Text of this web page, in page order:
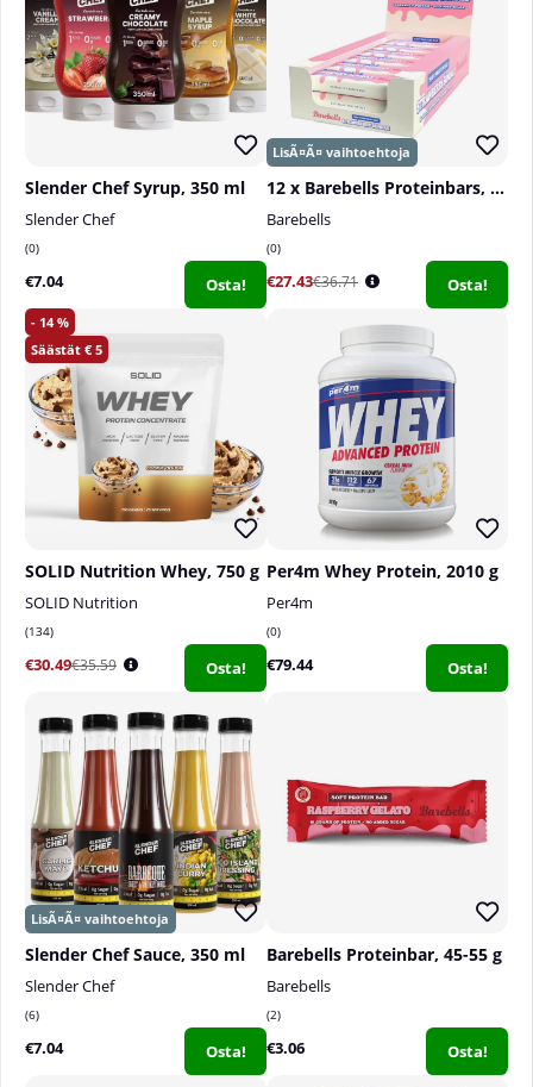
Slender Chef Syrup, 350 ml
Slender Chef
0
€7.04 Osta!
12 x Barebells Proteinbars, 55 g
Barebells
0
€27.43€36.71 Osta!
14
5
SOLID Nutrition Whey, 750 g
SOLID Nutrition
134
€30.49€35.59 Osta!
Per4m Whey Protein, 2010 g
Per4m
0
€79.44 Osta!
Slender Chef Sauce, 350 ml
Slender Chef
6
€7.04 Osta!
Barebells Proteinbar, 45-55 g
Barebells
2
€3.06 Osta!